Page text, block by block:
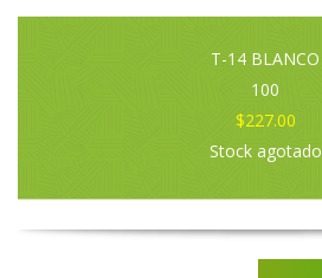
T-14 BLANCO
100
$227.00
Stock agotado